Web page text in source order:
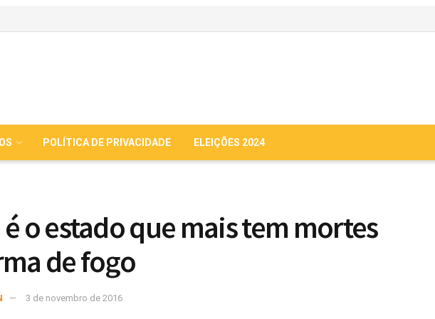
POLÍTICA DE PRIVACIDADE ELEIÇÕES 2024
o estado que mais tem mortes
de fogo
3 de novembro de 2016